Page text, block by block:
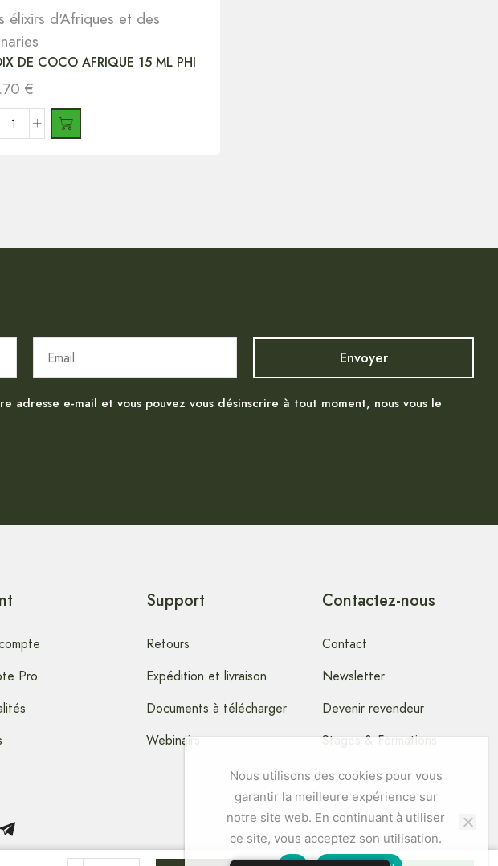
élixirs d'Afriques et des
DE COCO AFRIQUE 15 ML PHI
€
adresse e-mail et vous pouvez vous désinscrire à tout moment, nous vous le
Pro
Support
Retours
Expédition et livraison
Documents à télécharger
Webinairs
Contactez-nous
Contact
Newsletter
Devenir revendeur
Stages & Formations
Floraux
Nous utilisons des cookies pour vous
garantir la meilleure expérience sur
notre site web. En continuant à utiliser
ce site, vous acceptez son utilisation.